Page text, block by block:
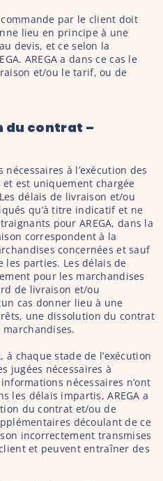
par le client doit
lieu en principe à une
devis, et ce selon la
AREGA a dans ce cas le
et/ou le tarif, ou de
du contrat –
nécessaires à l’exécution des
est uniquement chargée
délais de livraison et/ou
qu’à titre indicatif et ne
pour AREGA, dans la
correspondent à la
concernées et sauf
les parties. Les délais de
pour les marchandises
de livraison et/ou
cas donner lieu à une
une dissolution du contrat
à chaque stade de l’exécution
jugées nécessaires à
nécessaires n’ont
les délais impartis, AREGA a
du contrat et/ou de
découlant de ce
incorrectement transmises
et peuvent entraîner des